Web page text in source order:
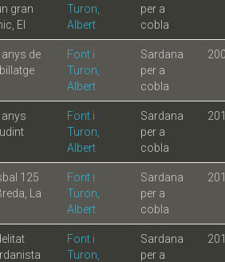
gran
El
Turon,
Albert
per a
cobla
anys de
Font i
Turon,
Albert
Sardana
per a
cobla
anys
Font i
Turon,
Albert
Sardana
per a
cobla
125
La
Font i
Turon,
Albert
Sardana
per a
cobla
Font i
Turon,
Sardana
per a